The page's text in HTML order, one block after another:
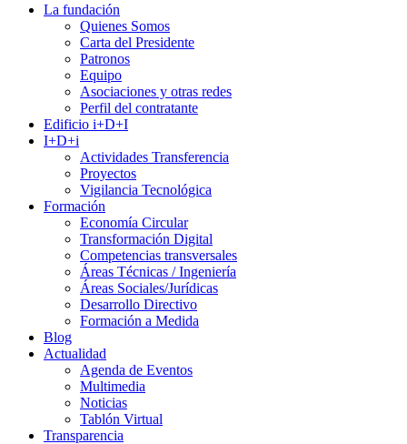
La fundación
Quienes Somos
Carta del Presidente
Patronos
Equipo
Asociaciones y otras redes
Perfil del contratante
Edificio i+D+I
I+D+i
Actividades Transferencia
Proyectos
Vigilancia Tecnológica
Formación
Economía Circular
Transformación Digital
Competencias transversales
Áreas Técnicas / Ingeniería
Áreas Sociales/Jurídicas
Desarrollo Directivo
Formación a Medida
Blog
Actualidad
Agenda de Eventos
Multimedia
Noticias
Tablón Virtual
Transparencia